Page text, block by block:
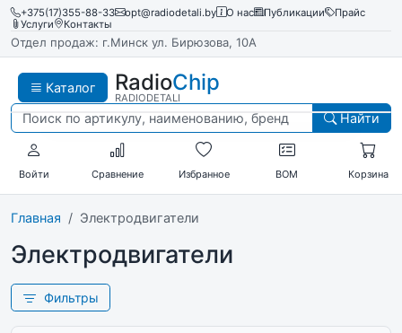
+375(17)355-88-33 opt@radiodetali.by О нас Публикации
Прайс
Услуги
Контакты
Отдел продаж: г.Минск ул. Бирюзова, 10А
Каталог RadioChip
RADIODETALI
Найти
Войти Сравнение Избранное BOM Корзина
Главная Электродвигатели
Электродвигатели
Фильтры